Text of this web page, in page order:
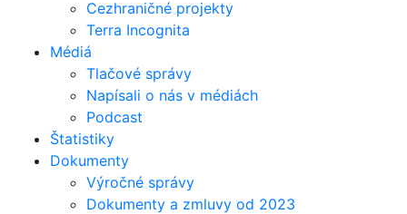
Cezhraničné projekty
Terra Incognita
Médiá
Tlačové správy
Napísali o nás v médiách
Podcast
Štatistiky
Dokumenty
Výročné správy
Dokumenty a zmluvy od 2023